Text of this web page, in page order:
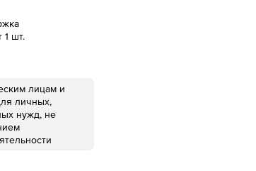
1 шт.
лицам и
личных,
нужд, не